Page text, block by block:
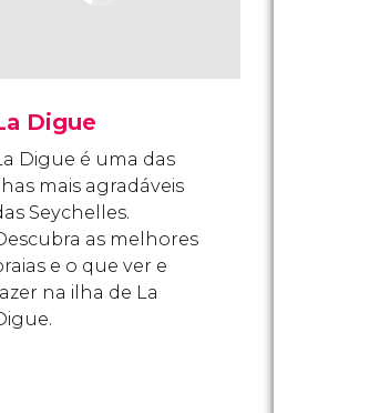
Digue
Digue é uma das
mais agradáveis
Seychelles.
as melhores
e o que ver e
na ilha de La